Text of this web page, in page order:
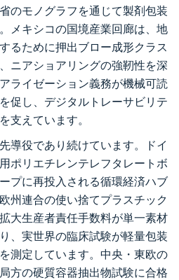
のモノグラフを通じて製剤包装
メキシコの国境産業回廊は、地
るために押出ブロー成形クラス
ニアショアリングの強靭性を深
ライゼーション義務が機械可読
促し、デジタルトレーサビリテ
支えています。
導役であり続けています。ドイ
ポリエチレンテレフタレートボ
プに再投入される循環経済ハブ
州連合の使い捨てプラスチック
大生産者責任手数料が単一素材
、実世界の臨床試験が軽量包装
測定しています。中央・東欧の
方の硬質容器抽出物試験に合格